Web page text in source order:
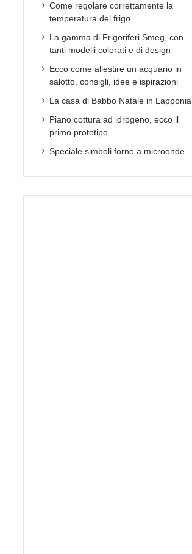
Come regolare correttamente la
temperatura del frigo
La gamma di Frigoriferi Smeg, con
tanti modelli colorati e di design
Ecco come allestire un acquario in
salotto, consigli, idee e ispirazioni
La casa di Babbo Natale in Lapponia
Piano cottura ad idrogeno, ecco il
primo prototipo
Speciale simboli forno a microonde